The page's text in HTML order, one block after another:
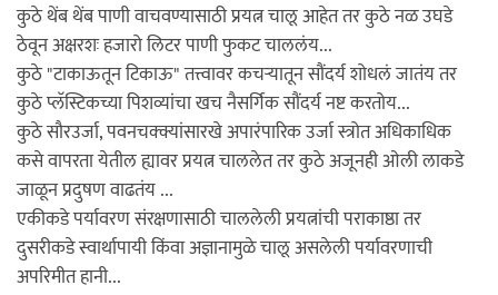
कुठे थेंब थेंब पाणी वाचवण्यासाठी प्रयत्न चालू आहेत तर कुठे नळ उघडे
ठेवून अक्षरशः हजारो लिटर पाणी फुकट चाललंय...
कुठे "टाकाऊतून टिकाऊ" तत्त्वावर कचर्‍यातून सौंदर्य शोधलं जातंय तर
कुठे प्लॅस्टिकच्या पिशव्यांचा खच नैसर्गिक सौंदर्य नष्ट करतोय...
कुठे सौरउर्जा, पवनचक्क्यांसारखे अपारंपारिक उर्जा स्त्रोत अधिकाधिक
कसे वापरता येतील ह्यावर प्रयत्न चाललेत तर कुठे अजूनही ओली लाकडे
जाळून प्रदुषण वाढतंय ...
एकीकडे पर्यावरण संरक्षणासाठी चाललेली प्रयत्नांची पराकाष्ठा तर
दुसरीकडे स्वार्थापायी किंवा अज्ञानामुळे चालू असलेली पर्यावरणाची
अपरिमीत हानी...